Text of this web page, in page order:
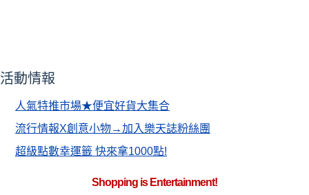
活動情報
人氣特推市場★便宜好貨大集合
流行情報X創意小物→加入樂天誌粉絲團
超級點數幸運籤 快來拿1000點!
Shopping is Entertainment!